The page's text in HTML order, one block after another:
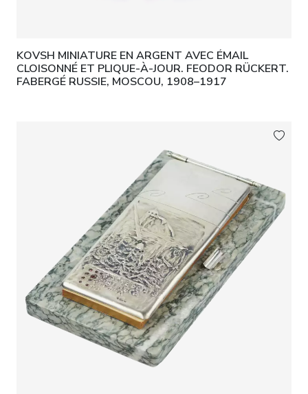
KOVSH MINIATURE EN ARGENT AVEC ÉMAIL
CLOISONNÉ ET PLIQUE-À-JOUR. FEODOR RÜCKERT.
FABERGÉ RUSSIE, MOSCOU, 1908–1917